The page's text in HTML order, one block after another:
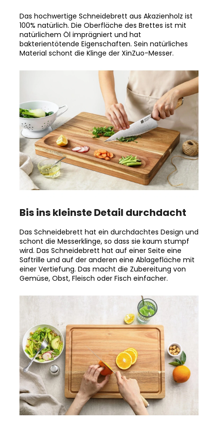
Das hochwertige Schneidebrett aus Akazienholz ist
100% natürlich. Die Oberfläche des Brettes ist mit
natürlichem Öl imprägniert und hat
bakterientötende Eigenschaften. Sein natürliches
Material schont die Klinge der XinZuo-Messer.
Bis ins kleinste Detail durchdacht
Das Schneidebrett hat ein durchdachtes Design und
schont die Messerklinge, so dass sie kaum stumpf
wird. Das Schneidebrett hat auf einer Seite eine
Saftrille und auf der anderen eine Ablagefläche mit
einer Vertiefung. Das macht die Zubereitung von
Gemüse, Obst, Fleisch oder Fisch einfacher.